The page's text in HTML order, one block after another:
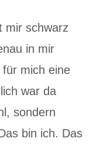
mir schwarz
in mir
mich eine
war da
sondern
bin ich. Das